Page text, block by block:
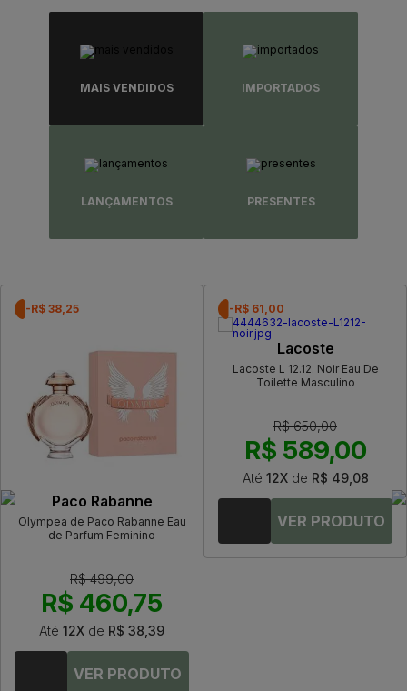
MAIS VENDIDOS IMPORTADOS
LANÇAMENTOS PRESENTES
-R$ 38,25
Paco Rabanne
Olympea de Paco Rabanne Eau
de Parfum Feminino
R$ 499,00
R$ 460,75
Até 12Xde R$ 38,39
-R$ 61,00
Lacoste
Lacoste L 12.12. Noir Eau De
Toilette Masculino
R$ 650,00
R$ 589,00
Até 12Xde R$ 49,08